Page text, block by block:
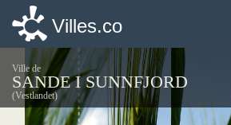
Villes.co
Ville de
SANDE I SUNNFJORD
(Vestlandet)
Villes.co